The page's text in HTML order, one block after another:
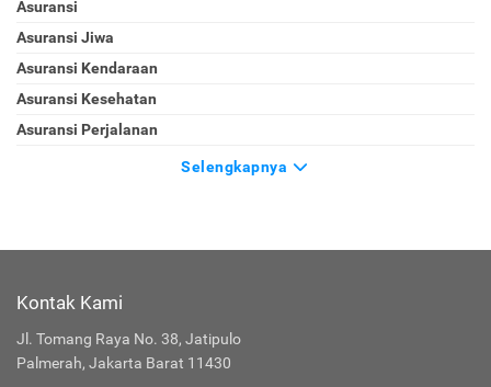
Asuransi
Asuransi Jiwa
Asuransi Kendaraan
Asuransi Kesehatan
Asuransi Perjalanan
Selengkapnya
Kontak Kami
Jl. Tomang Raya No. 38, Jatipulo
Palmerah, Jakarta Barat 11430